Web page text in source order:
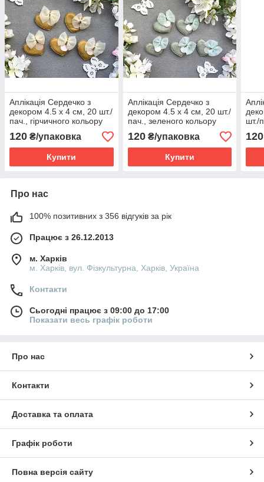
Аплікація Сердечко з
декором 4.5 х 4 см, 20 шт./
пач., гірчичного кольору
120 ₴/упаковка
Купити
Аплікація Сердечко з
декором 4.5 х 4 см, 20 шт./
пач., зеленого кольору
120₴/упаковка
Купити
шт./
120
Про нас
100% позитивних з 356 відгуків за рік
Працює з 26.12.2013
м. Харків
м. Харків, вул. Фізкультурна, Харків, Україна
Контакти
Сьогодні працює з 09:00 до 17:00
Показати весь графік роботи
Про нас
Контакти
Доставка та оплата
Графік роботи
Повна версія сайту